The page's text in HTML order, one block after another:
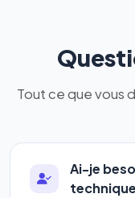
Tout ce que vous
Ai-je